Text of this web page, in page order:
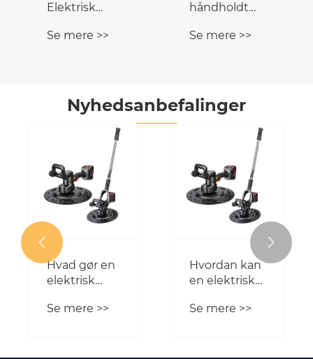
Elektrisk
pudsespartel
Se mere >>
håndholdt
jernplade stål
Se mere >>
Nyhedsanbefalinger
Hvad gør en
elektrisk
puds
Se mere >>
Hvordan kan
en elektrisk
murske
Se mere >>
 